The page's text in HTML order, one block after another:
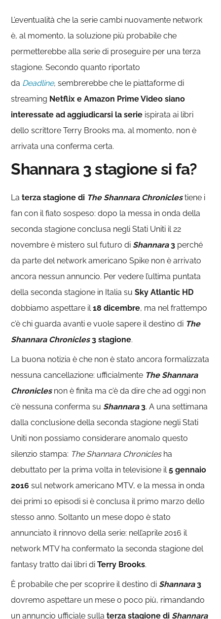
L’eventualità che la serie cambi nuovamente network
è, al momento, la soluzione più probabile che
permetterebbe alla serie di proseguire per una terza
stagione. Secondo quanto riportato
da Deadline,sembrerebbe che le piattaforme di
streaming Netflix e Amazon Prime Video siano
interessate ad aggiudicarsi la serie ispirata ai libri
dello scrittore Terry Brooks ma, al momento, non è
arrivata una conferma certa.
Shannara 3 stagione si fa?
Laterza stagione di The Shannara Chroniclestiene i
fan con il fiato sospeso: dopo la messa in onda della
seconda stagione conclusa negli Stati Uniti il 22
novembre è mistero sul futuro di Shannara3 perché
da parte del network americano Spike non è arrivato
ancora nessun annuncio. Per vedere l’ultima puntata
della seconda stagione in Italia suSky Atlantic HD
dobbiamo aspettare il18 dicembre, ma nel frattempo
c’è chi guarda avanti e vuole sapere il destino di The
Shannara Chronicles3 stagione.
La buona notizia è che non è stato ancora formalizzata
nessuna cancellazione: ufficialmente The Shannara
Chroniclesnon è finita ma c’è da dire che ad oggi non
c’è nessuna conferma su Shannara3. A una settimana
dalla conclusione della seconda stagione negli Stati
Uniti non possiamo considerare anomalo questo
silenzio stampa: The Shannara Chroniclesha
debuttato per la prima volta in televisione il5 gennaio
2016 sul network americano MTV, e la messa in onda
dei primi 10 episodi si è conclusa il primo marzo dello
stesso anno. Soltanto un mese dopo è stato
annunciato il rinnovo della serie: nell’aprile 2016 il
network MTV ha confermato la seconda stagione del
fantasy tratto dai libri diTerry Brooks.
È probabile che per scoprire il destino di Shannara3
dovremo aspettare un mese o poco più, rimandando
un annuncio ufficiale sullaterza stagione di Shannara